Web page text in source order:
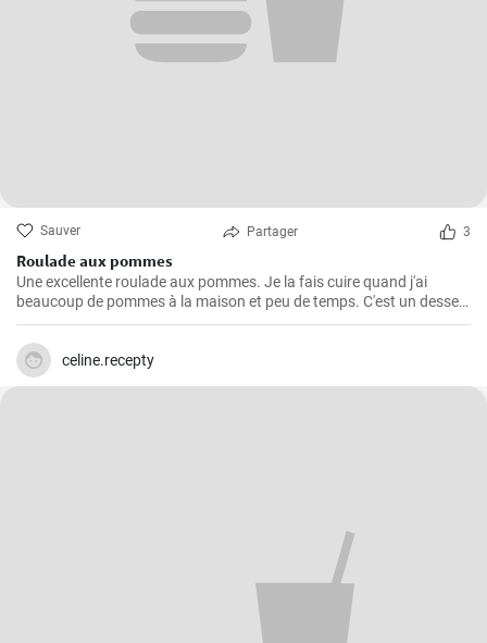
Sauver Partager 3
Roulade aux pommes
Une excellente roulade aux pommes. Je la fais cuire quand j'ai
beaucoup de pommes à la maison et peu de temps. C'est un dessert
rapide et facile qui plait toujours.
celine.recepty